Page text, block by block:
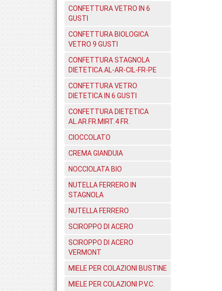
CONFETTURA VETRO IN 6
GUSTI
CONFETTURA BIOLOGICA
VETRO 9 GUSTI
CONFETTURA STAGNOLA
DIETETICA.AL-AR-CIL-FR-PE
CONFETTURA VETRO
DIETETICA IN 6 GUSTI
CONFETTURA DIETETICA
AL.AR.FR.MIRT.4 FR.
CIOCCOLATO
CREMA GIANDUIA
NOCCIOLATA BIO
NUTELLA FERRERO IN
STAGNOLA
NUTELLA FERRERO
SCIROPPO DI ACERO
SCIROPPO DI ACERO
VERMONT
MIELE PER COLAZIONI BUSTINE
MIELE PER COLAZIONI P.V.C.